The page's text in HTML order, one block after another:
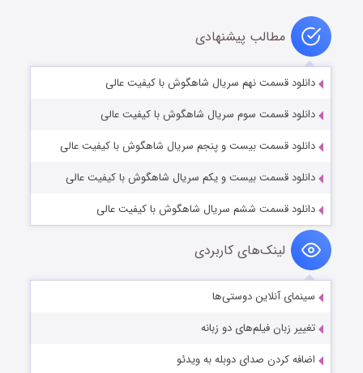
مطالب پیشنهادی
دانلود قسمت نهم سریال شاهگوش با کیفیت عالی
دانلود قسمت سوم سریال شاهگوش با کیفیت عالی
دانلود قسمت بیست و پنجم سریال شاهگوش با کیفیت عالی
دانلود قسمت بیست و یکم سریال شاهگوش با کیفیت عالی
دانلود قسمت ششم سریال شاهگوش با کیفیت عالی
لینک‌های کاربردی
سینمای آنلاین دوستی‌ها
تغییر زبان فیلم‌های دو زبانه
اضافه کردن صدای دوبله به ویدئو